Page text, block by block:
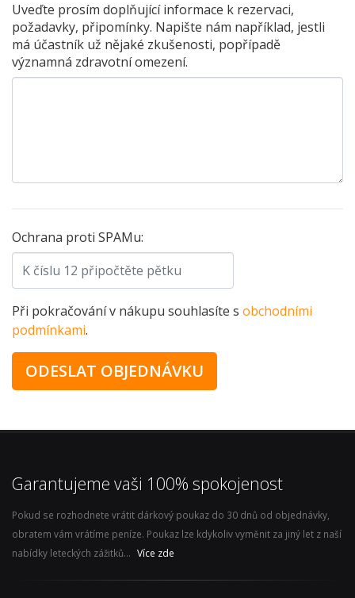
Uveďte prosím doplňující informace k rezervaci,
požadavky, připomínky. Napište nám například, jestli
má účastník už nějaké zkušenosti, popřípadě
významná zdravotní omezení.
Ochrana proti SPAMu:
Při pokračování v nákupu souhlasíte s obchodními
podmínkami.
Garantujeme vaši 100% spokojenost
Pokud se rozhodnete vrátit dárkový poukaz do 30 dnů od objednávky,
obratem vám vrátíme peníze. Poukaz lze kdykoliv vyměnit za jiný let z naší
nabídky leteckých zážitků... Více zde